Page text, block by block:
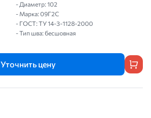
- Диаметр: 102
- Марка: 09Г2С
- ГОСТ: ТУ 14-3-1128-2000
- Тип шва: бесшовная
Уточнить цену